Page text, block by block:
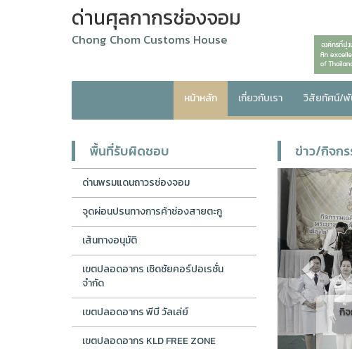
ด่านศุลกากรช่องจอม
Chong Chom Customs House
หน้าหลัก เกี่ยวกับเรา วิสัยทัศน์/
พื้นที่รับผิดชอบ
ด่านพรมแดนถาวรช่องจอม
จุดผ่อนปรนทางการค้าช่องสายตะกู
เส้นทางอนุมัติ
เขตปลอดอากร เชิดชัยคอร์ปอเรชั่น
จำกัด
เขตปลอดอากร พีบี วัลเล่ย์
เขตปลอดอากร KLD FREE ZONE
ข่าว/กิจก
กิจกรรมเนื่องในโอ
พระเจ้